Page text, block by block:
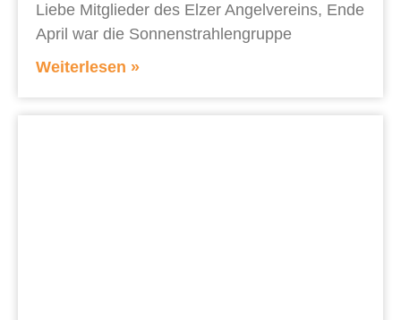
Liebe Mitglieder des Elzer Angelvereins, Ende
April war die Sonnenstrahlengruppe
Weiterlesen »